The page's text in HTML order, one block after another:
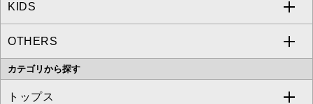
MICHEL KLEIN
MK MICHEL KLEIN
OFUON le MK
a.v.v
MICHEL KLEIN HOMME
MK MICHEL KLEIN HOMME
KIDS
a.v.v
OTHERS
MK MICHEL KLEIN BAG
カテゴリから探す
トップス